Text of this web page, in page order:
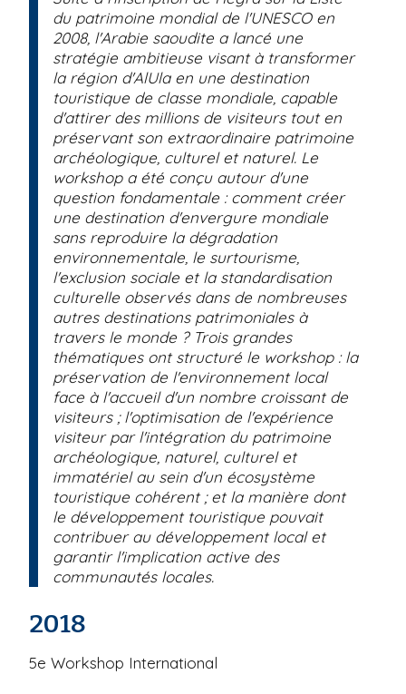
du patrimoine mondial de l'UNESCO en
2008, l'Arabie saoudite a lancé une
stratégie ambitieuse visant à transformer
la région d'AlUla en une destination
touristique de classe mondiale, capable
d'attirer des millions de visiteurs tout en
préservant son extraordinaire patrimoine
archéologique, culturel et naturel. Le
workshop a été conçu autour d'une
question fondamentale : comment créer
une destination d'envergure mondiale
sans reproduire la dégradation
environnementale, le surtourisme,
l'exclusion sociale et la standardisation
culturelle observés dans de nombreuses
autres destinations patrimoniales à
travers le monde ? Trois grandes
thématiques ont structuré le workshop : la
préservation de l'environnement local
face à l'accueil d'un nombre croissant de
visiteurs ; l'optimisation de l'expérience
visiteur par l'intégration du patrimoine
archéologique, naturel, culturel et
immatériel au sein d'un écosystème
touristique cohérent ; et la manière dont
le développement touristique pouvait
contribuer au développement local et
garantir l'implication active des
communautés locales.
2018
5e Workshop International